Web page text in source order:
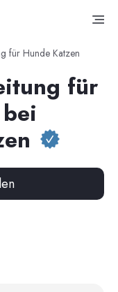
für Hunde Katzen
für